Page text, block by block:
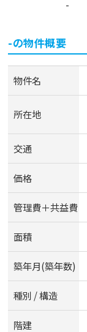
-
-の物件概要
物件名
所在地
交通
価格
管理費＋共益費
面積
築年月(築年数)
種別 / 構造
階建